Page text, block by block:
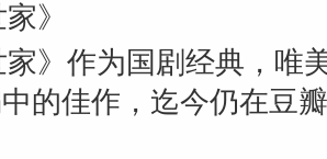
》
家》作为国剧经典，唯
的佳作，迄今仍在豆